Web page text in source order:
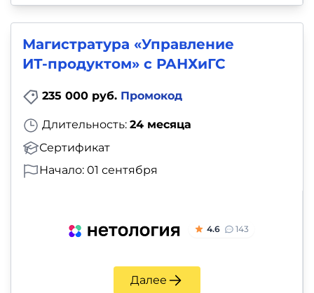
Магистратура «Управление
ИТ‑продуктом» c РАНХиГС
235 000 руб. Промокод
Длительность: 24 месяца
Сертификат
Начало: 01 сентября
4.6 143
Далее